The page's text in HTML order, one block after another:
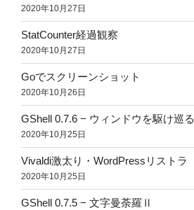
2020年10月27日
StatCounter経過観察
2020年10月27日
Goでスクリーンショット
2020年10月26日
GShell 0.7.6 − ウィンドウを駆け巡る
2020年10月25日
Vivaldi激太り・WordPressリストラ
2020年10月25日
GShell 0.7.5 − 文字曼荼羅Ⅱ